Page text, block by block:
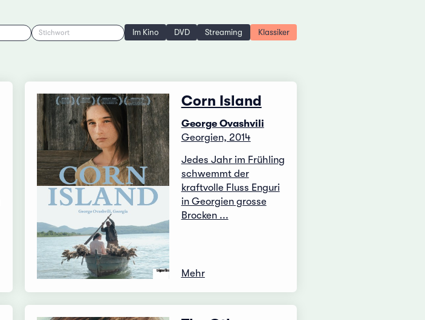
Stichwort Im Kino DVD Streaming Klassiker
Corn Island
George Ovashvili
Georgien, 2014
Jedes Jahr im Frühling
schwemmt der
kraftvolle Fluss Enguri
in Georgien grosse
Brocken ...
Mehr